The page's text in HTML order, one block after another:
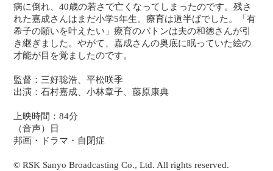
病に倒れ、40歳の若さで亡くなってしまったのです。残さ
れた嘉成さんはまだ小学5年生。療育は道半ばでした。「有
希子の願いを叶えたい」療育のバトンは夫の和徳さんが引
き継ぎました。やがて、嘉成さんの奥底に眠っていた絵の
才能が目を覚ましたのです。
監督：三好聡浩、平松咲季
出演：石村嘉成、小林章子、藤原康典
上映時間：84分
（音声）日
邦画・ドラマ・自閉症
© RSK Sanyo Broadcasting Co., Ltd. All rights reserved.